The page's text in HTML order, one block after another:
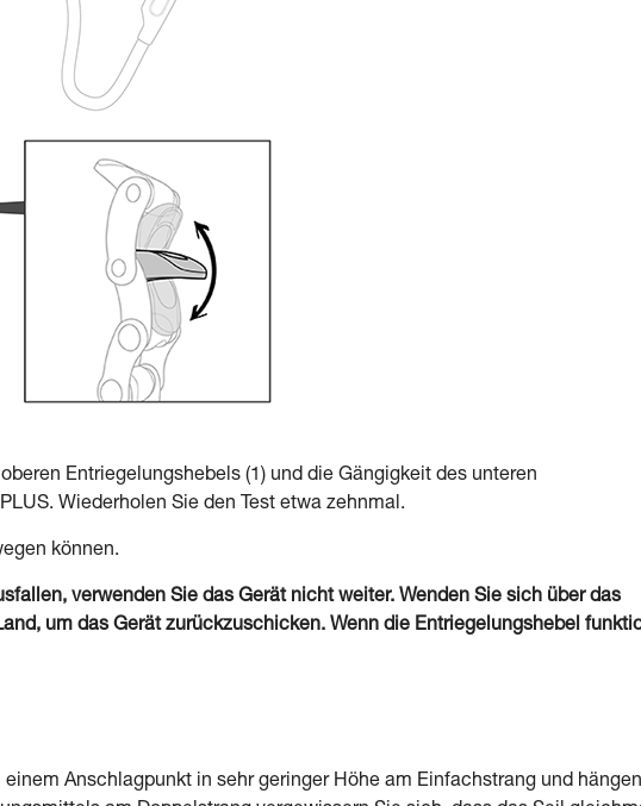
Entriegelungshebels (1) und die Gängigkeit des unteren
Wiederholen Sie den Test etwa zehnmal.
können.
verwenden Sie das Gerät nicht weiter. Wenden Sie sich über das
um das Gerät zurückzuschicken. Wenn die Entriegelungshebel
Anschlagpunkt in sehr geringer Höhe am Einfachstrang und